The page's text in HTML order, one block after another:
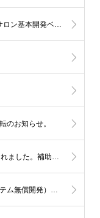
2025年1月1日からオンラインサロン基本開発ベースシステムの料金改定を実施します。
のお知らせ。